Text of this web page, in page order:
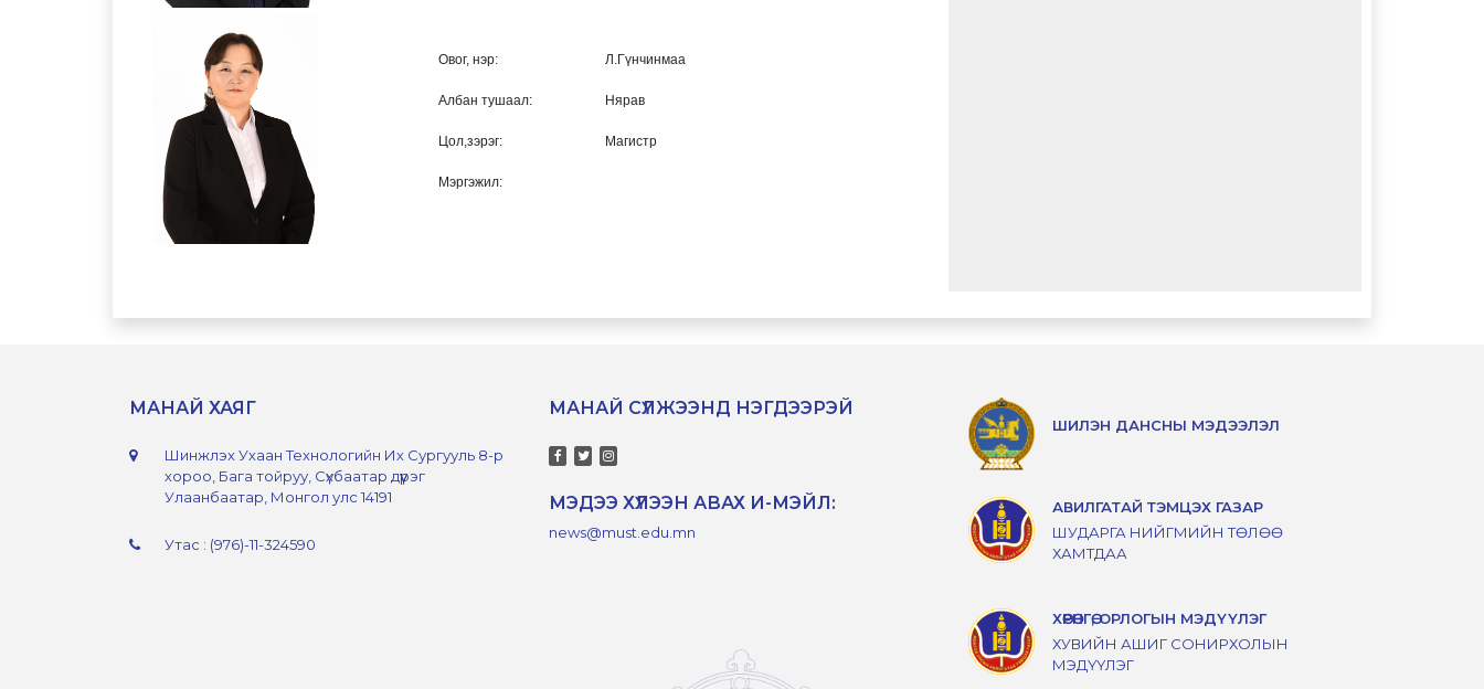
Овог, нэр:
Албан тушаал:
Цол,зэрэг:
Мэргэжил:
Л.Гүнчинмаа
Нярав
Магистр
МАНАЙ ХАЯГ
Шинжлэх Ухаан Технологийн Их Сургууль 8-р
хороо, Бага тойруу, Сүхбаатар дүүрэг
Улаанбаатар, Монгол улс 14191
Утас : (976)-11-324590
МАНАЙ СҮЛЖЭЭНД НЭГДЭЭРЭЙ
МЭДЭЭ ХҮЛЭЭН АВАХ И-МЭЙЛ:
news@must.edu.mn
ШИЛЭН ДАНСНЫ МЭДЭЭЛЭЛ
АВИЛГАТАЙ ТЭМЦЭХ ГАЗАР
ШУДАРГА НИЙГМИЙН ТӨЛӨӨ
ХАМТДАА
ХӨРӨНГӨ, ОРЛОГЫН МЭДҮҮЛЭГ
ХУВИЙН АШИГ СОНИРХОЛЫН
МЭДҮҮЛЭГ